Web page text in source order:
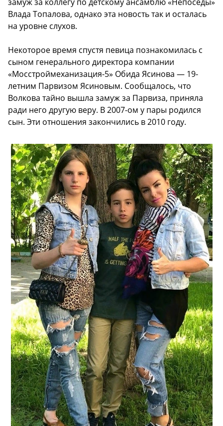
Влада Топалова, однако эта новость так и осталась
на уровне слухов.
Некоторое время спустя певица познакомилась с
сыном генерального директора компании
«Мосстроймеханизация-5» Обида Ясинова — 19-
летним Парвизом Ясиновым. Сообщалось, что
Волкова тайно вышла замуж за Парвиза, приняла
ради него другую веру. В 2007-ом у пары родился
сын. Эти отношения закончились в 2010 году.